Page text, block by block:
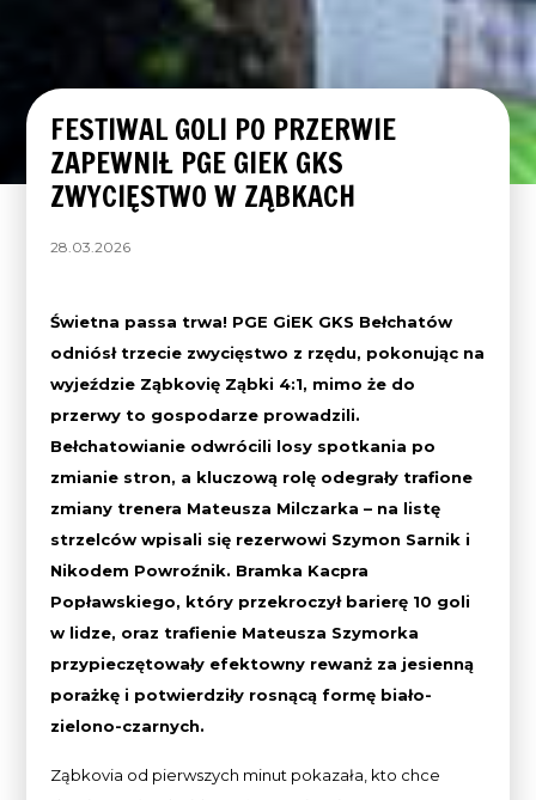
FESTIWAL GOLI PO PRZERWIE
ZAPEWNIŁ PGE GIEK GKS
ZWYCIĘSTWO W ZĄBKACH
28.03.2026
Świetna passa trwa! PGE GiEK GKS Bełchatów
odniósł trzecie zwycięstwo z rzędu, pokonując na
wyjeździe Ząbkovię Ząbki 4:1, mimo że do
przerwy to gospodarze prowadzili.
Bełchatowianie odwrócili losy spotkania po
zmianie stron, a kluczową rolę odegrały trafione
zmiany trenera Mateusza Milczarka – na listę
strzelców wpisali się rezerwowi Szymon Sarnik i
Nikodem Powroźnik. Bramka Kacpra
Popławskiego, który przekroczył barierę 10 goli
w lidze, oraz trafienie Mateusza Szymorka
przypieczętowały efektowny rewanż za jesienną
porażkę i potwierdziły rosnącą formę biało-
zielono-czarnych.
Ząbkovia od pierwszych minut pokazała, kto chce